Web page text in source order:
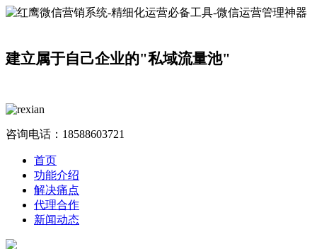
建立属于自己企业的"私域流量池"
咨询电话： 18588603721
首页
功能介绍
解决痛点
代理合作
新闻动态